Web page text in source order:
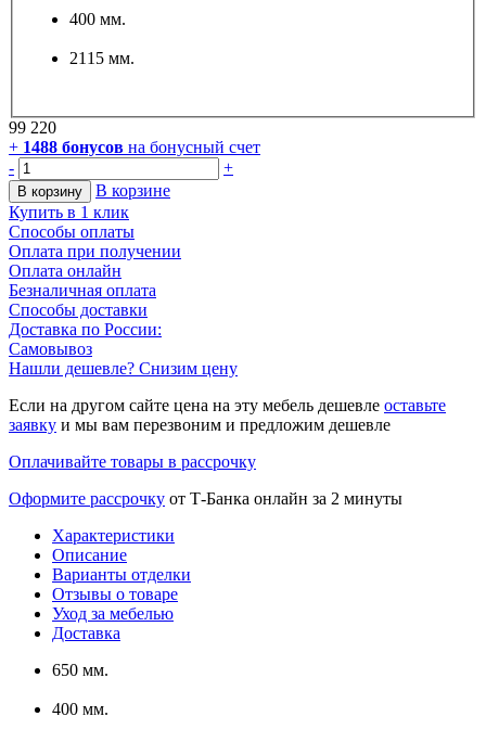
400 мм.
2115 мм.
99 220
+ 1488 бонусов на бонусный счет
-
+
В корзину
В корзине
Купить в 1 клик
Способы оплаты
Оплата при получении
Оплата онлайн
Безналичная оплата
Способы доставки
Доставка по России:
Самовывоз
Нашли дешевле? Снизим цену
Если на другом сайте цена на эту мебель дешевле оставьте
заявку и мы вам перезвоним и предложим дешевле
Оплачивайте товары в рассрочку
Оформите рассрочку от Т-Банка онлайн за 2 минуты
Характеристики
Описание
Варианты отделки
Отзывы о товаре
Уход за мебелью
Доставка
650 мм.
400 мм.